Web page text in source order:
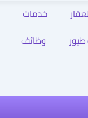
خدمات
وظائف